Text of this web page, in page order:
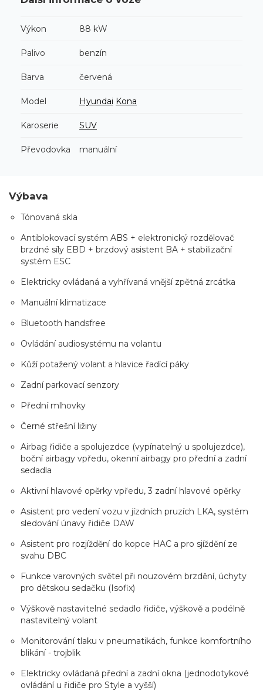
Výkon 88 kW
Palivo benzín
Barva červená
Model Hyundai Kona
Karoserie SUV
Převodovka manuální
Výbava
Tónovaná skla
Antiblokovací systém ABS + elektronický rozdělovač
brzdné síly EBD + brzdový asistent BA + stabilizační
systém ESC
Elektricky ovládaná a vyhřívaná vnější zpětná zrcátka
Manuální klimatizace
Bluetooth handsfree
Ovládání audiosystému na volantu
Kůží potažený volant a hlavice řadící páky
Zadní parkovací senzory
Přední mlhovky
Černé střešní ližiny
Airbag řidiče a spolujezdce (vypínatelný u spolujezdce),
boční airbagy vpředu, okenní airbagy pro přední a zadní
sedadla
Aktivní hlavové opěrky vpředu, 3 zadní hlavové opěrky
Asistent pro vedení vozu v jízdních pruzích LKA, systém
sledování únavy řidiče DAW
Asistent pro rozjíždění do kopce HAC a pro sjíždění ze
svahu DBC
Funkce varovných světel při nouzovém brzdění, úchyty
pro dětskou sedačku (Isofix)
Výškově nastavitelné sedadlo řidiče, výškově a podélně
nastavitelný volant
Monitorování tlaku v pneumatikách, funkce komfortního
blikání - trojblik
Elektricky ovládaná přední a zadní okna (jednodotykové
ovládání u řidiče pro Style a vyšší)